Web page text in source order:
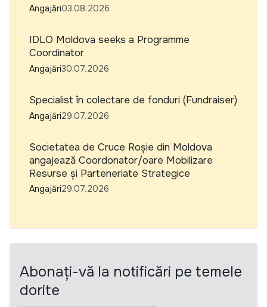
Angajări03.08.2026
IDLO Moldova seeks a Programme
Coordinator
Angajări30.07.2026
Specialist în colectare de fonduri (Fundraiser)
Angajări29.07.2026
Societatea de Cruce Roșie din Moldova
angajează Coordonator/oare Mobilizare
Resurse și Parteneriate Strategice
Angajări29.07.2026
Abonați-vă la notificări pe temele
dorite